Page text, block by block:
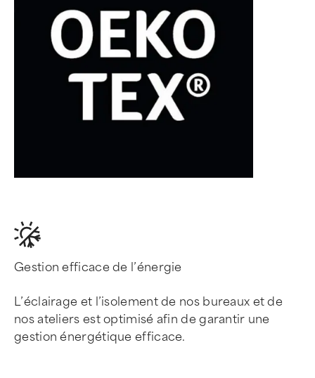
Gestion efficace de l’énergie
L’éclairage et l’isolement de nos bureaux et de
nos ateliers est optimisé afin de garantir une
gestion énergétique efficace.